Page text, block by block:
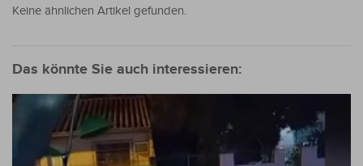
Keine ähnlichen Artikel gefunden.
Das könnte Sie auch interessieren: